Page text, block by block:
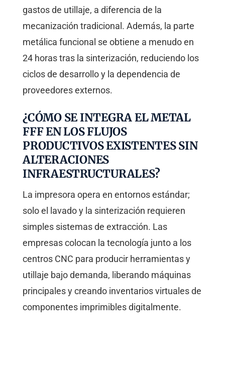
gastos de utillaje, a diferencia de la
mecanización tradicional. Además, la parte
metálica funcional se obtiene a menudo en
24 horas tras la sinterización, reduciendo los
ciclos de desarrollo y la dependencia de
proveedores externos.
¿CÓMO SE INTEGRA EL METAL
FFF EN LOS FLUJOS
PRODUCTIVOS EXISTENTES SIN
ALTERACIONES
INFRAESTRUCTURALES?
La impresora opera en entornos estándar;
solo el lavado y la sinterización requieren
simples sistemas de extracción. Las
empresas colocan la tecnología junto a los
centros CNC para producir herramientas y
utillaje bajo demanda, liberando máquinas
principales y creando inventarios virtuales de
componentes imprimibles digitalmente.